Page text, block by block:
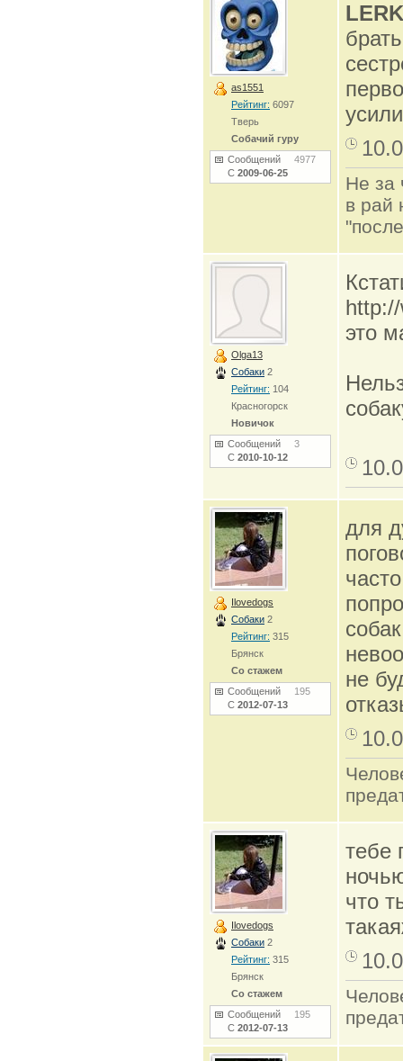
as1551
Рейтинг: 6097
Тверь
Собачий гуру
Сообщений 4977
С 2009-06-25
Не за
в рай
Olga13
Собаки 2
Рейтинг: 104
Красногорск
Новичок
Сообщений 3
С 2010-10-12
это
Ilovedogs
Собаки 2
Рейтинг: 315
Брянск
Со стажем
Сообщений 195
С 2012-07-13
для
не
Ilovedogs
Собаки 2
Рейтинг: 315
Брянск
Со стажем
Сообщений 195
С 2012-07-13
тебе
что